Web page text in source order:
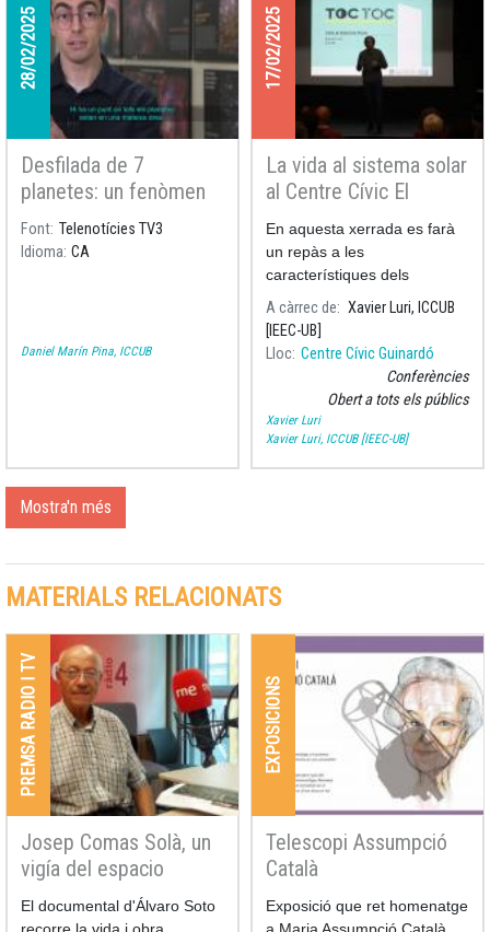
científica del municipi i va
reunir un públic familiar amb
un clar interès per
l’astronomia i la física
moderna.
28/02/2025
Desfilada de 7
planetes: un fenòmen
astronòmic excepcional
Font Telenotícies TV3
Idioma CA
Aquest divendres es podran
Marínus n'explica la ciència
TV3.
Daniel Marín Pina, ICCUB
17/02/2025
La vida al sistema solar
al Centre Cívic El
Guinardó
En aquesta xerrada es farà
un repàs a les
característiques dels
diferents planetes i satèl·lits
del sistema solar per
analitzar la possibilitat de
A càrrec de
Xavier Luri, ICCUB
[IEEC-UB]
Lloc Centre Cívic Guinardó
Conferències
Obert a tots els públics
Xavier Luri
Xavier Luri, ICCUB [IEEC-UB]
Mostra'n més
MATERIALS RELACIONATS
PREMSA RADIO I TV
Josep Comas Solà, un
vigía del espacio
El documental d'Álvaro Soto
EXPOSICIONS
Telescopi Assumpció
Català
Exposició que ret homenatge